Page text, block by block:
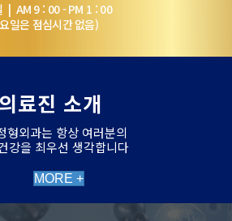
| AM 9 : 00 - PM 1 : 00
일은 점심시간 없음)
의료진 소개
형외과는 항상 여러분의
강을 최우선 생각합니다
MORE +